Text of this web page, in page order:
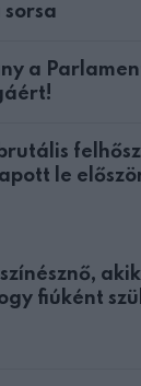
a
le
fiúként